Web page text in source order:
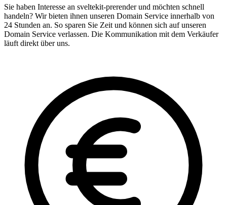
Sie haben Interesse an sveltekit-prerender und möchten schnell
handeln? Wir bieten ihnen unseren Domain Service innerhalb von
24 Stunden an. So sparen Sie Zeit und können sich auf unseren
Domain Service verlassen. Die Kommunikation mit dem Verkäufer
läuft direkt über uns.